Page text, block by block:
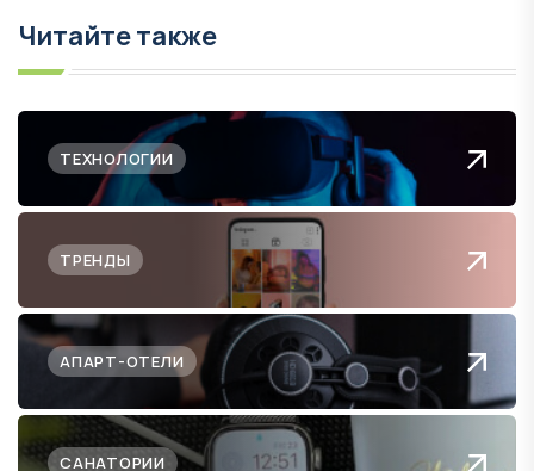
Читайте также
ТЕХНОЛОГИИ
ТРЕНДЫ
АПАРТ-ОТЕЛИ
САНАТОРИИ